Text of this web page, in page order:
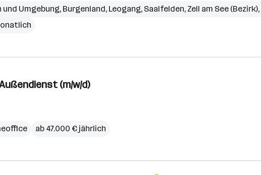
und Umgebung, Burgenland, Leogang, Saalfelden, Zell am See (Bezirk),
(m/w/d)
ab 47.000 € jährlich